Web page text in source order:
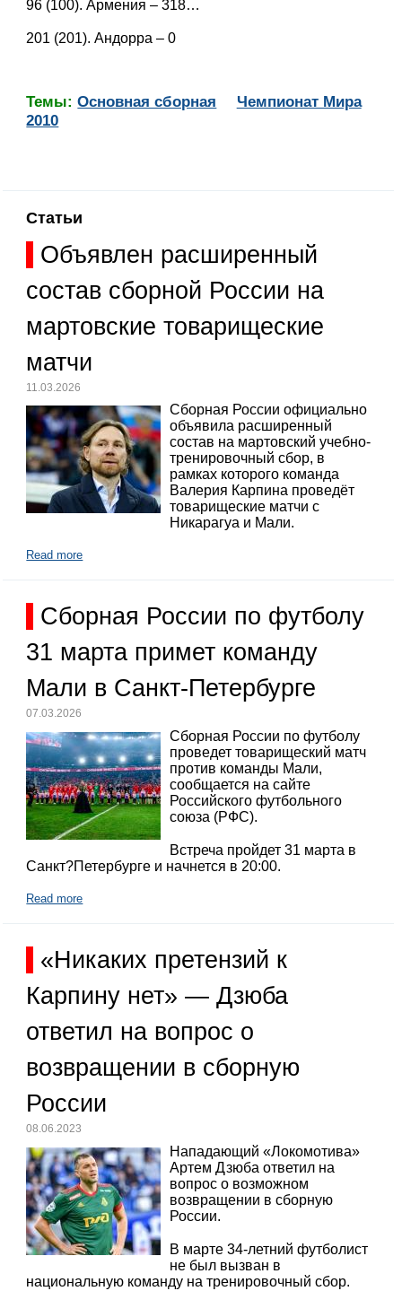
96 (100). Армения – 318…
201 (201). Андорра – 0
Темы:Основная сборная
Чемпионат Мира
2010
Статьи
Объявлен расширенный
состав сборной России на
мартовские товарищеские
матчи
11.03.2026
Сборная России официально
объявила расширенный
состав на мартовский учебно-
тренировочный сбор, в
рамках которого команда
Валерия Карпина проведёт
товарищеские матчи с
Никарагуа и Мали.
Read more
Сборная России по футболу
31 марта примет команду
Мали в Санкт-Петербурге
07.03.2026
Сборная России по футболу
проведет товарищеский матч
против команды Мали,
сообщается на сайте
Российского футбольного
союза (РФС).
Встреча пройдет 31 марта в
Санкт?Петербурге и начнется в 20:00.
Read more
«Никаких претензий к
Карпину нет» — Дзюба
ответил на вопрос о
возвращении в сборную
России
08.06.2023
Нападающий «Локомотива»
Артем Дзюба ответил на
вопрос о возможном
возвращении в сборную
России.
В марте 34-летний футболист
не был вызван в
национальную команду на тренировочный сбор.